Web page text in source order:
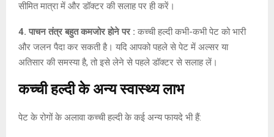
सीमित मात्रा में और डॉक्टर की सलाह पर ही करें।
4. पाचन तंत्र बहुत कमजोर होने पर : कच्ची हल्दी कभी-कभी पेट को भारी
और जलन पैदा कर सकती है। यदि आपको पहले से पेट में अल्सर या
अतिसार की समस्या है, तो इसे लेने से पहले डॉक्टर से सलाह लें।
कच्ची हल्दी के अन्य स्वास्थ्य लाभ
पेट के रोगों के अलावा कच्ची हल्दी के कई अन्य फायदे भी हैं: